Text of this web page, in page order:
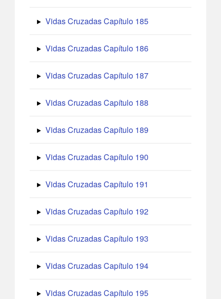
Vidas Cruzadas Capítulo 185
Vidas Cruzadas Capítulo 186
Vidas Cruzadas Capítulo 187
Vidas Cruzadas Capítulo 188
Vidas Cruzadas Capítulo 189
Vidas Cruzadas Capítulo 190
Vidas Cruzadas Capítulo 191
Vidas Cruzadas Capítulo 192
Vidas Cruzadas Capítulo 193
Vidas Cruzadas Capítulo 194
Vidas Cruzadas Capítulo 195